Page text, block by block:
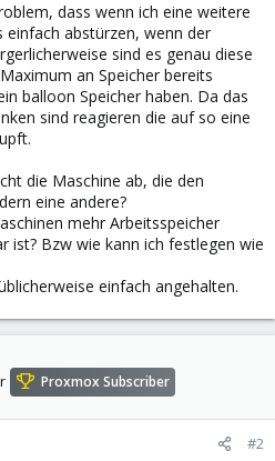
dass wenn ich eine weitere
einfach abstürzen, wenn der
sind es genau diese
an Speicher bereits
balloon Speicher haben. Da das
sind reagieren die auf so eine
die Maschine ab, die den
eine andere?
mehr Arbeitsspeicher
ist? Bzw wie kann ich festlegen wie
einfach angehalten.
Proxmox Subscriber
#2